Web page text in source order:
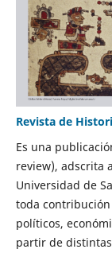
Revista de
Es una
review), adscrita
Universidad de
toda
políticos,
partir de